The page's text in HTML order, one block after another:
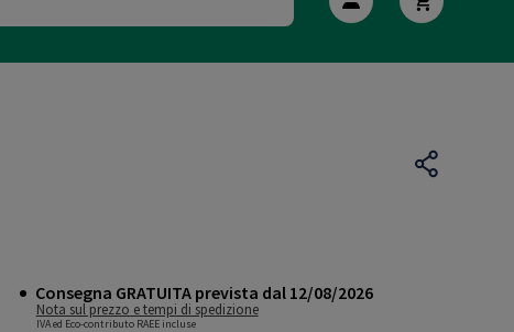
Consegna GRATUITA prevista dal 12/08/2026
Nota sul prezzo e tempi di spedizione
IVA ed Eco-contributo RAEE incluse